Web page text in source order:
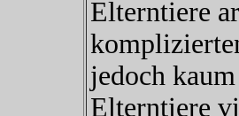
Elterntiere
jedoch
Elterntiere